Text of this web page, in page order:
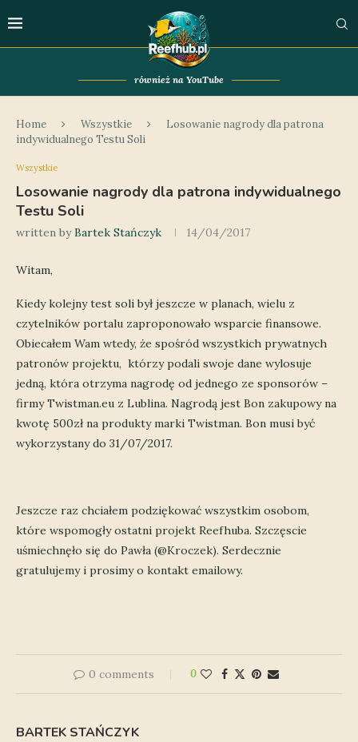
również na YouTube
Home Wszystkie
Losowanie nagrody dla patrona
indywidualnego Testu Soli
Wszystkie
Losowanie nagrody dla patrona indywidualnego
Testu Soli
written byBartek Stańczyk 14/04/2017
Witam,
Kiedy kolejny test soli był jeszcze w planach, wielu z
czytelników portalu zaproponowało wsparcie finansowe.
Obiecałem Wam wtedy, że spośród wszystkich prywatnych
patronów projektu, którzy podali swoje dane wylosuje
jedną, która otrzyma nagrodę od jednego ze sponsorów –
firmy Twistman.eu z Lublina. Nagrodą jest Bon zakupowy na
kwotę 500zł na produkty marki Twistman. Bon musi być
wykorzystany do 31/07/2017.
Jeszcze raz chciałem podziękować wszystkim osobom,
które wspomogły ostatni projekt Reefhuba. Szczęscie
uśmiechnęło się do Pawła (@Kroczek). Serdecznie
gratulujemy i prosimy o kontakt emailowy.
0 comments 0
BARTEK STAŃCZYK